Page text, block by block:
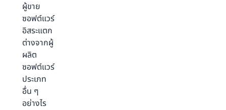
ผู้ขาย
ซอฟต์แวร์
อิสระแตก
ต่างจากผู้
ผลิต
ซอฟต์แวร์
ประเภท
อื่น ๆ
อย่างไร